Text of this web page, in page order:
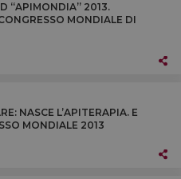
“APIMONDIA” 2013.
MONDIALE DI
NASCE L’APITERAPIA. E
MONDIALE 2013